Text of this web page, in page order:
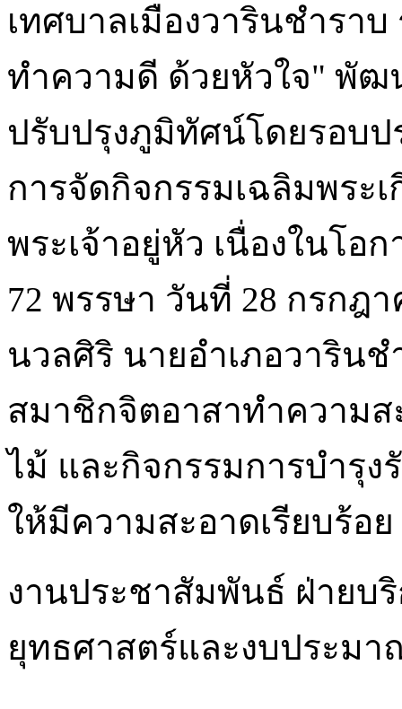
เทศบาลเมืองวารินชำรา
ทำความดี ด้วยหัวใจ" พั
ปรับปรุงภูมิทัศน์โดยรอบป
การจัดกิจกรรมเฉลิมพระ
พระเจ้าอยู่หัว เนื่องในโอ
72 พรรษา วันที่ 28 กรกฎ
นวลศิริ นายอำเภอวาริน
สมาชิกจิตอาสาทำความ
ไม้ และกิจกรรมการบำรุ
ให้มีความสะอาดเรียบร้อย
งานประชาสัมพันธ์ ฝ่ายบ
ยุทธศาสตร์และงบประมา